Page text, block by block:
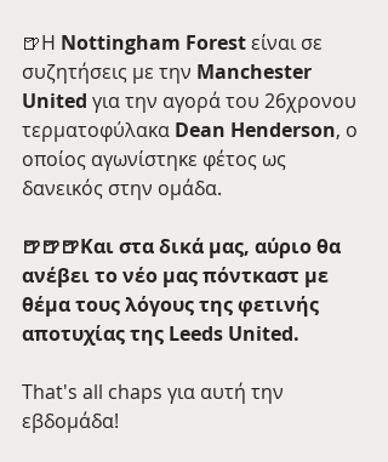
🍺Η Nottingham Forest είναι σε
συζητήσεις με την Manchester
United για την αγορά του 26χρονου
τερματοφύλακα Dean Henderson, ο
οποίος αγωνίστηκε φέτος ως
δανεικός στην ομάδα.
🍺🍺🍺Και στα δικά μας, αύριο θα
ανέβει το νέο μας πόντκαστ με
θέμα τους λόγους της φετινής
αποτυχίας της Leeds United.
That's all chaps για αυτή την
εβδομάδα!